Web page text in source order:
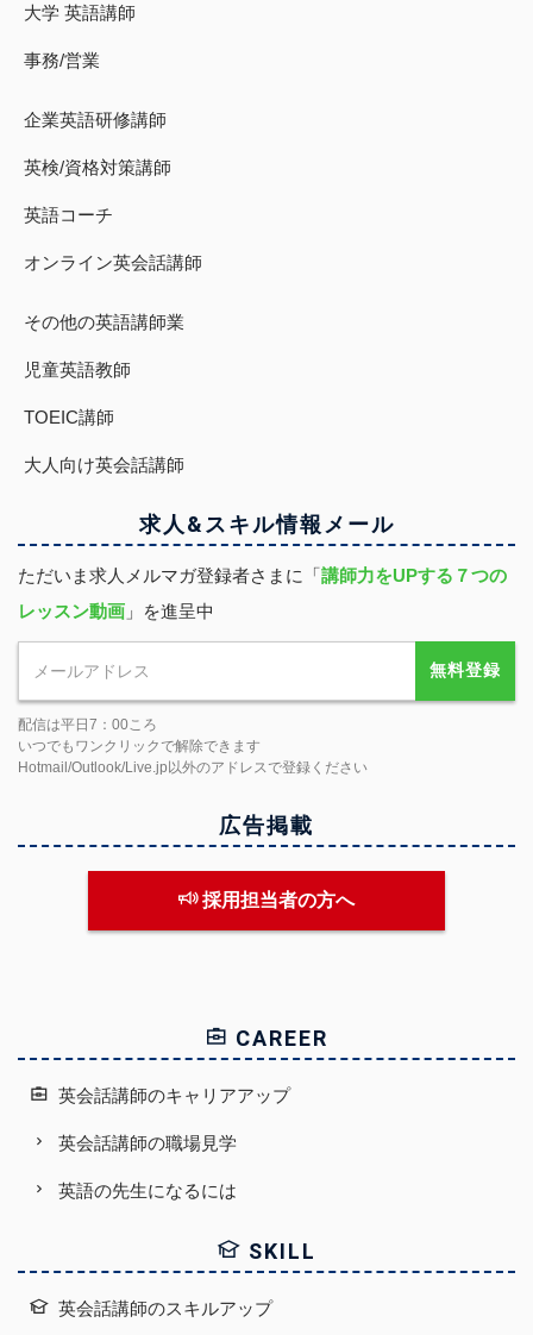
大学 英語講師
事務/営業
企業英語研修講師
英検/資格対策講師
英語コーチ
オンライン英会話講師
その他の英語講師業
児童英語教師
TOEIC講師
大人向け英会話講師
求人&スキル情報 メール
ただいま求人メルマガ登録者さまに「講師力をUPする７つの
レッスン動画 」を進呈中
無料登録
配信は平日7：00ころ
いつでもワンクリックで解除できます
Hotmail/Outlook/Live.jp以外のアドレスで登録ください
広告掲載
採用担当者の方へ
CAREER
英会話講師のキャリアアップ
英会話講師の職場見学
英語の先生になるには
SKILL
英会話講師のスキルアップ